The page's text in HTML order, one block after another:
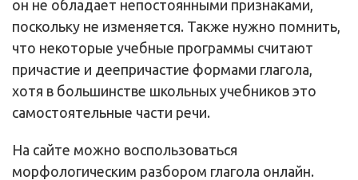
он не обладает непостоянными признаками,
поскольку не изменяется. Также нужно помнить,
что некоторые учебные программы считают
причастие и деепричастие формами глагола,
хотя в большинстве школьных учебников это
самостоятельные части речи.
На сайте можно воспользоваться
морфологическим разбором глагола онлайн.